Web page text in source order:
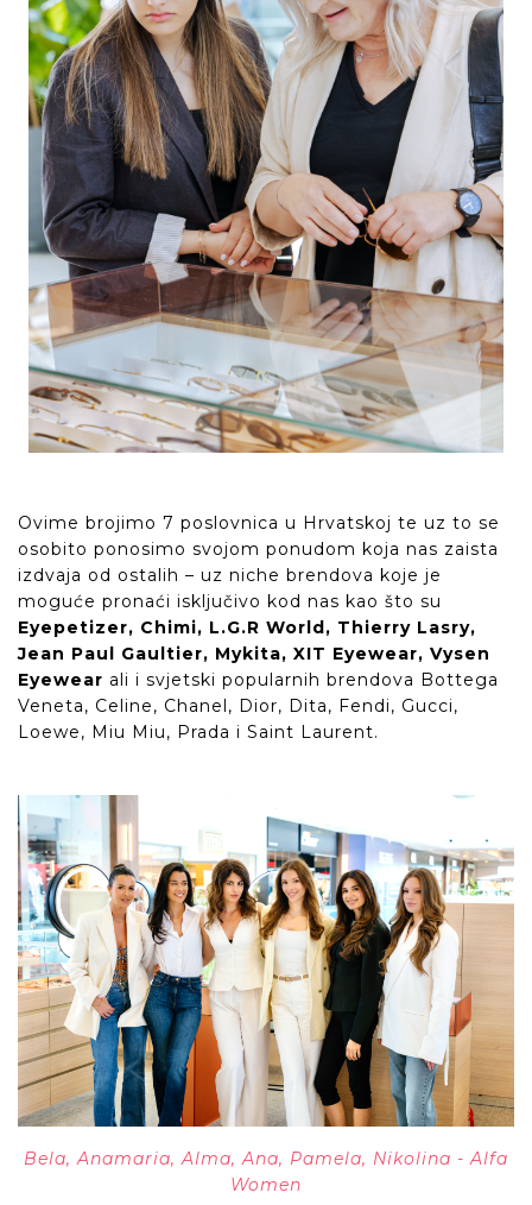
Ovime brojimo 7 poslovnica u Hrvatskoj te uz to se
osobito ponosimo svojom ponudom koja nas zaista
izdvaja od ostalih – uz niche brendova koje je
moguće pronaći isključivo kod nas kao što su
Eyepetizer, Chimi, L.G.R World, Thierry Lasry,
Jean Paul Gaultier, Mykita, XIT Eyewear, Vysen
Eyewear ali i svjetski popularnih brendova Bottega
Veneta, Celine, Chanel, Dior, Dita, Fendi, Gucci,
Loewe, Miu Miu, Prada i Saint Laurent.
Bela, Anamaria, Alma, Ana, Pamela, Nikolina - Alfa
Women